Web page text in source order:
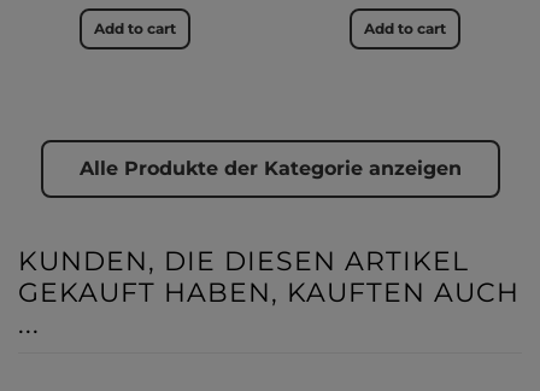
Add to cart Add to cart
Alle Produkte der Kategorie anzeigen
KUNDEN, DIE DIESEN ARTIKEL
GEKAUFT HABEN, KAUFTEN AUCH
...